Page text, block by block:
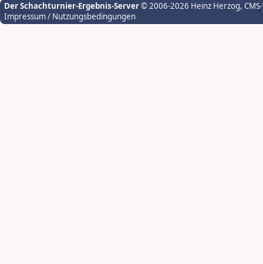
Der Schachturnier-Ergebnis-Server© 2006-2026 Heinz Herzog,
Impressum / Nutzungsbedingungen